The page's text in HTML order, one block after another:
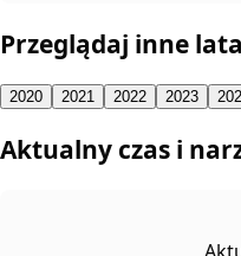
Przeglądaj inne lata
2020 2021 2022 2023
Aktualny czas i